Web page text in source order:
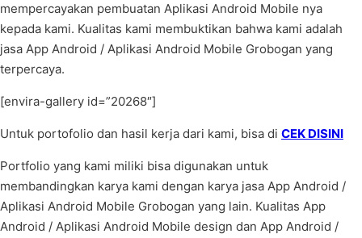
mempercayakan pembuatan Aplikasi Android Mobile nya
kepada kami. Kualitas kami membuktikan bahwa kami adalah
jasa App Android / Aplikasi Android Mobile Grobogan yang
terpercaya.
[envira-gallery id=”20268″]
Untuk portofolio dan hasil kerja dari kami, bisa di CEK DISINI
Portfolio yang kami miliki bisa digunakan untuk
membandingkan karya kami dengan karya jasa App Android /
Aplikasi Android Mobile Grobogan yang lain. Kualitas App
Android / Aplikasi Android Mobile design dan App Android /